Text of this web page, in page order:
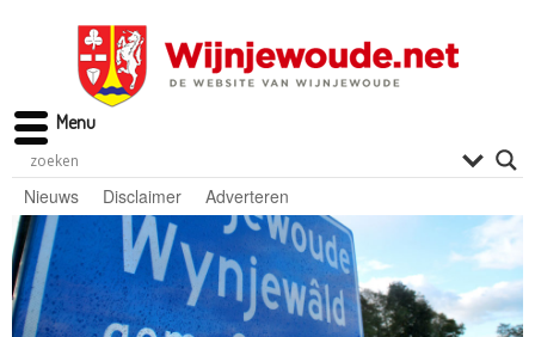
Nieuws Disclaimer Adverteren
Menu